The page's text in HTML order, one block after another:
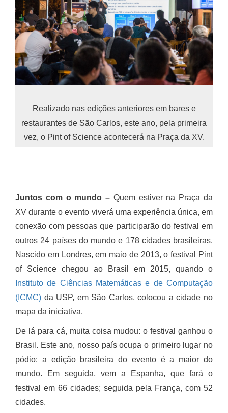
Realizado nas edições anteriores em bares e
restaurantes de São Carlos, este ano, pela primeira
vez, o Pint of Science acontecerá na Praça da XV.
Juntos com o mundo – Quem estiver na Praça da
XV durante o evento viverá uma experiência única, em
conexão com pessoas que participarão do festival em
outros 24 países do mundo e 178 cidades brasileiras.
Nascido em Londres, em maio de 2013, o festival Pint
of Science chegou ao Brasil em 2015, quando o
Instituto de Ciências Matemáticas e de Computação
(ICMC) da USP, em São Carlos, colocou a cidade no
mapa da iniciativa.
De lá para cá, muita coisa mudou: o festival ganhou o
Brasil. Este ano, nosso país ocupa o primeiro lugar no
pódio: a edição brasileira do evento é a maior do
mundo. Em seguida, vem a Espanha, que fará o
festival em 66 cidades; seguida pela França, com 52
cidades.